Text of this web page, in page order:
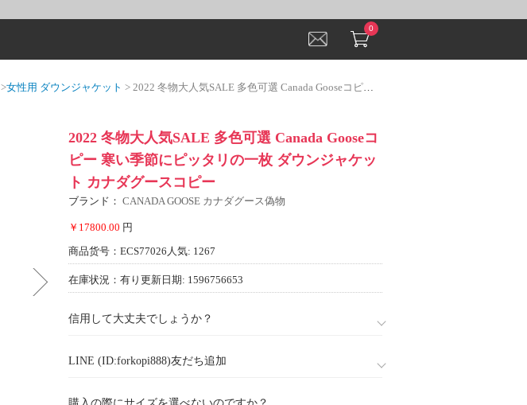
0
>女性用 ダウンジャケット > 2022 冬物大人気SALE 多色可選 Canada Gooseコピー 寒い季節にピッタリの一枚 ダウンジャケット カナダグースコピー
2022 冬物大人気SALE 多色可選 Canada Gooseコ
ピー 寒い季節にピッタリの一枚 ダウンジャケッ
ト カナダグースコピー
ブランド： CANADA GOOSE カナダグース偽物
￥17800.00 円
商品货号：ECS77026 人気: 1267
在庫状況：有り 更新日期: 1596756653
信用して大丈夫でしょうか？
LINE (ID:forkopi888)友だち追加